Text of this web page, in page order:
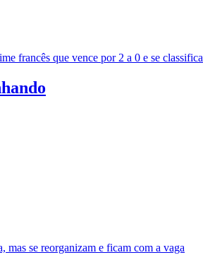
francês que vence por 2 a 0 e se classifica
mas se reorganizam e ficam com a vaga